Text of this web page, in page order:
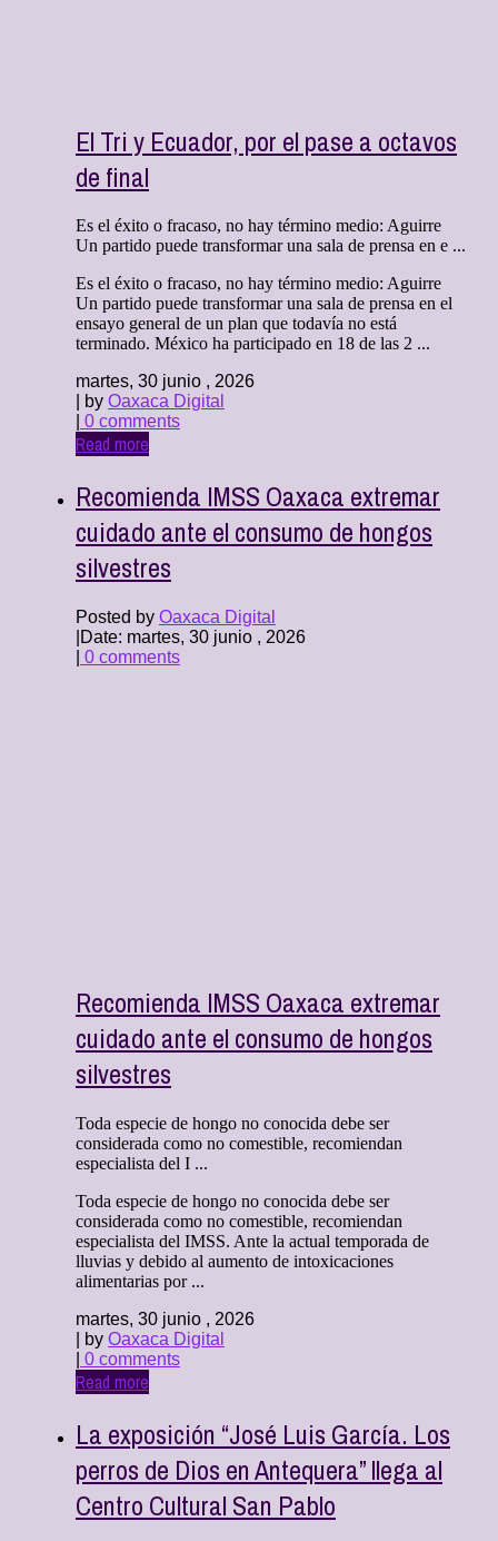
El Tri y Ecuador, por el pase a octavos
de final
Es el éxito o fracaso, no hay término medio: Aguirre
Un partido puede transformar una sala de prensa en e ...
Es el éxito o fracaso, no hay término medio: Aguirre
Un partido puede transformar una sala de prensa en el
ensayo general de un plan que todavía no está
terminado. México ha participado en 18 de las 2 ...
martes, 30 junio , 2026
| by Oaxaca Digital
0 comments
Read more
Recomienda IMSS Oaxaca extremar
cuidado ante el consumo de hongos
silvestres
Posted by Oaxaca Digital
Date: martes, 30 junio , 2026
0 comments
Recomienda IMSS Oaxaca extremar
cuidado ante el consumo de hongos
silvestres
Toda especie de hongo no conocida debe ser
considerada como no comestible, recomiendan
especialista del I ...
Toda especie de hongo no conocida debe ser
considerada como no comestible, recomiendan
especialista del IMSS. Ante la actual temporada de
lluvias y debido al aumento de intoxicaciones
alimentarias por ...
martes, 30 junio , 2026
| by Oaxaca Digital
0 comments
Read more
La exposición “José Luis García. Los
perros de Dios en Antequera” llega al
Centro Cultural San Pablo